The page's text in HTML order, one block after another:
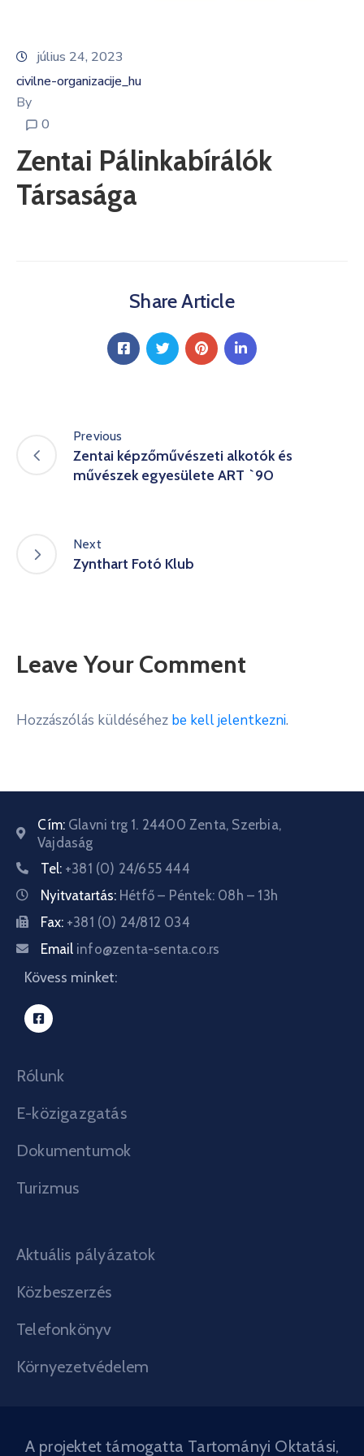
E-
Önkormányzat
július 24, 2023
civilne-organizacije_hu
By
0
Zentai Pálinkabírálók
Társasága
Share Article
Previous
Zentai képzőművészeti alkotók és
művészek egyesülete ART `90
Next
Zynthart Fotó Klub
Leave Your Comment
Hozzászólás küldéséhez be kell jelentkezni.
Cím: Glavni trg 1. 24400 Zenta, Szerbia,
Vajdaság
Tel: +381 (0) 24/655 444
Nyitvatartás: Hétfő – Péntek: 08h – 13h
Fax: +381 (0) 24/812 034
Email info@zenta-senta.co.rs
Kövess minket:
Rólunk
E-közigazgatás
Dokumentumok
Turizmus
Aktuális pályázatok
Közbeszerzés
Telefonkönyv
Környezetvédelem
A projektet támogatta Tartományi Oktatási,